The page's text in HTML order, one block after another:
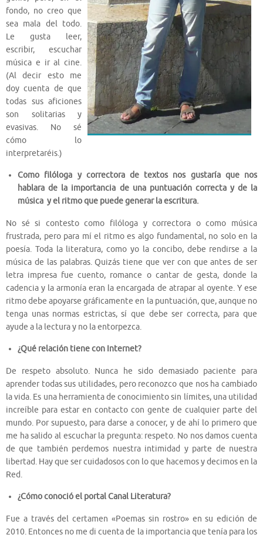
fondo, no creo que
sea mala del todo.
Le gusta leer,
escribir, escuchar
música e ir al cine.
(Al decir esto me
doy cuenta de que
todas sus aficiones
son solitarias y
evasivas. No sé
cómo lo
interpretaréis.)
Como filóloga y correctora de textos nos gustaría que nos
hablara de la importancia de una puntuación correcta y de la
música y el ritmo que puede generar la escritura.
No sé si contesto como filóloga y correctora o como música
frustrada, pero para mí el ritmo es algo fundamental, no solo en la
poesía. Toda la literatura, como yo la concibo, debe rendirse a la
música de las palabras. Quizás tiene que ver con que antes de ser
letra impresa fue cuento, romance o cantar de gesta, donde la
cadencia y la armonía eran la encargada de atrapar al oyente. Y ese
ritmo debe apoyarse gráficamente en la puntuación, que, aunque no
tenga unas normas estrictas, sí que debe ser correcta, para que
ayude a la lectura y no la entorpezca.
¿Qué relación tiene con Internet?
De respeto absoluto. Nunca he sido demasiado paciente para
aprender todas sus utilidades, pero reconozco que nos ha cambiado
la vida. Es una herramienta de conocimiento sin límites, una utilidad
increíble para estar en contacto con gente de cualquier parte del
mundo. Por supuesto, para darse a conocer, y de ahí lo primero que
me ha salido al escuchar la pregunta: respeto. No nos damos cuenta
de que también perdemos nuestra intimidad y parte de nuestra
libertad. Hay que ser cuidadosos con lo que hacemos y decimos en la
Red.
¿Cómo conoció el portal Canal Literatura?
Fue a través del certamen «Poemas sin rostro» en su edición de
2010. Entonces no me di cuenta de la importancia que tenía para los